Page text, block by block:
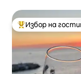
Най-популярен
Избор на